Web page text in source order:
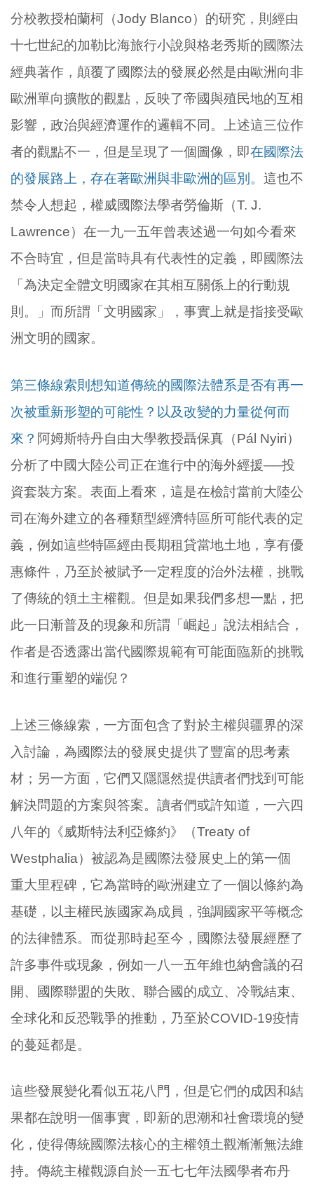
分校教授柏蘭柯（Jody Blanco）的研究，則經由
十七世紀的加勒比海旅行小說與格老秀斯的國際法
經典著作，顛覆了國際法的發展必然是由歐洲向非
歐洲單向擴散的觀點，反映了帝國與殖民地的互相
影響，政治與經濟運作的邏輯不同。上述這三位作
者的觀點不一，但是呈現了一個圖像，即在國際法
的發展路上，存在著歐洲與非歐洲的區別。 這也不
禁令人想起，權威國際法學者勞倫斯（T. J.
Lawrence）在一九一五年曾表述過一句如今看來
不合時宜，但是當時具有代表性的定義，即國際法
「為決定全體文明國家在其相互關係上的行動規
則。」而所謂「文明國家」，事實上就是指接受歐
洲文明的國家。
第三條線索則想知道傳統的國際法體系是否有再一
次被重新形塑的可能性？以及改變的力量從何而
來？ 阿姆斯特丹自由大學教授聶保真（Pál Nyiri）
分析了中國大陸公司正在進行中的海外經援──投
資套裝方案。表面上看來，這是在檢討當前大陸公
司在海外建立的各種類型經濟特區所可能代表的定
義，例如這些特區經由長期租貸當地土地，享有優
惠條件，乃至於被賦予一定程度的治外法權，挑戰
了傳統的領土主權觀。但是如果我們多想一點，把
此一日漸普及的現象和所謂「崛起」說法相結合，
作者是否透露出當代國際規範有可能面臨新的挑戰
和進行重塑的端倪？
上述三條線索，一方面包含了對於主權與疆界的深
入討論，為國際法的發展史提供了豐富的思考素
材；另一方面，它們又隱隱然提供讀者們找到可能
解決問題的方案與答案。讀者們或許知道，一六四
八年的《威斯特法利亞條約》（Treaty of
Westphalia）被認為是國際法發展史上的第一個
重大里程碑，它為當時的歐洲建立了一個以條約為
基礎，以主權民族國家為成員，強調國家平等概念
的法律體系。而從那時起至今，國際法發展經歷了
許多事件或現象，例如一八一五年維也納會議的召
開、國際聯盟的失敗、聯合國的成立、冷戰結束、
全球化和反恐戰爭的推動，乃至於COVID-19疫情
的蔓延都是。
這些發展變化看似五花八門，但是它們的成因和結
果都在說明一個事實，即新的思潮和社會環境的變
化，使得傳統國際法核心的主權領土觀漸漸無法維
持。傳統主權觀源自於一五七七年法國學者布丹